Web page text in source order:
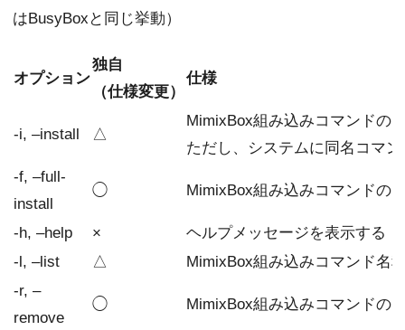
はBusyBoxと同じ挙動）
オプション
独自
（仕様変更）
仕様
-i, –install △
MimixBox組み込みコマンドの
ただし、システムに同名コマ
-f, –full-
install
◯ MimixBox組み込みコマンドの
-h, –help ×
ヘルプメッセージを表示する
-l, –list
△
MimixBox組み込みコマンド名
-r, –
remove
◯ MimixBox組み込みコマンドの